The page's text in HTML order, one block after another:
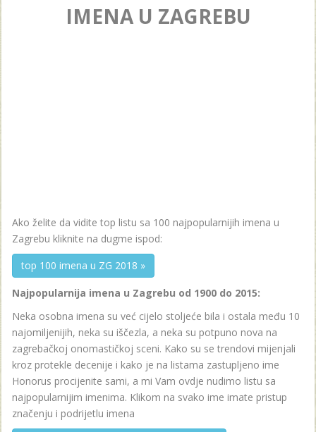
IMENA U ZAGREBU
Ako želite da vidite top listu sa 100 najpopularnijih imena u
Zagrebu kliknite na dugme ispod:
top 100 imena u ZG 2018 »
Najpopularnija imena u Zagrebu od 1900 do 2015:
Neka osobna imena su već cijelo stoljeće bila i ostala među 10
najomiljenijih, neka su iščezla, a neka su potpuno nova na
zagrebačkoj onomastičkoj sceni. Kako su se trendovi mijenjali
kroz protekle decenije i kako je na listama zastupljeno ime
Honorus procijenite sami, a mi Vam ovdje nudimo listu sa
najpopularnijim imenima. Klikom na svako ime imate pristup
značenju i podrijetlu imena